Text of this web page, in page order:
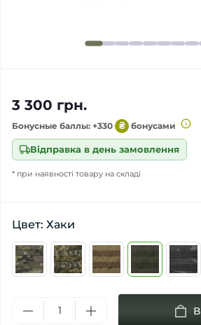
Відправка в день замовлення
* при наявності товару на складі
3 300 грн.
Бонусные баллы: +330 ₴ бонусами
Цвет: Хаки